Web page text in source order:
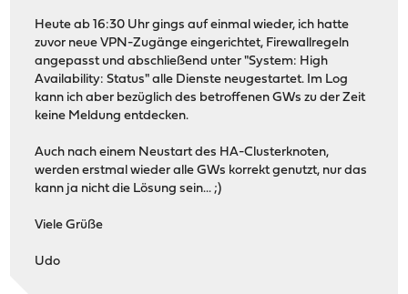
Heute ab 16:30 Uhr gings auf einmal wieder, ich hatte
zuvor neue VPN-Zugänge eingerichtet, Firewallregeln
angepasst und abschließend unter "System: High
Availability: Status" alle Dienste neugestartet. Im Log
kann ich aber bezüglich des betroffenen GWs zu der Zeit
keine Meldung entdecken.
Auch nach einem Neustart des HA-Clusterknoten,
werden erstmal wieder alle GWs korrekt genutzt, nur das
kann ja nicht die Lösung sein... ;)
Viele Grüße
Udo